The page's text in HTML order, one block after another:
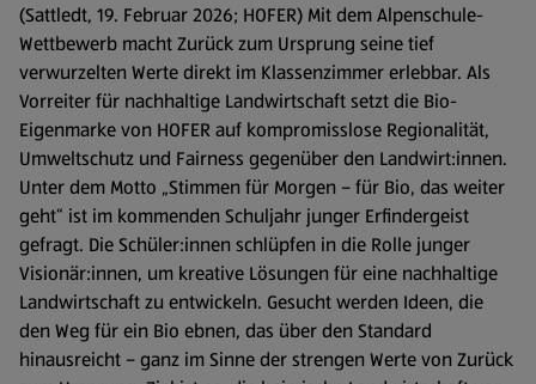
(Sattledt, 19. Februar 2026; HOFER) Mit dem Alpenschule-
Wettbewerb macht Zurück zum Ursprung seine tief
verwurzelten Werte direkt im Klassenzimmer erlebbar. Als
Vorreiter für nachhaltige Landwirtschaft setzt die Bio-
Eigenmarke von HOFER auf kompromisslose Regionalität,
Umweltschutz und Fairness gegenüber den Landwirt:innen.
Unter dem Motto „Stimmen für Morgen – für Bio, das weiter
geht“ ist im kommenden Schuljahr junger Erfindergeist
gefragt. Die Schüler:innen schlüpfen in die Rolle junger
Visionär:innen, um kreative Lösungen für eine nachhaltige
Landwirtschaft zu entwickeln. Gesucht werden Ideen, die
den Weg für ein Bio ebnen, das über den Standard
hinausreicht – ganz im Sinne der strengen Werte von Zurück